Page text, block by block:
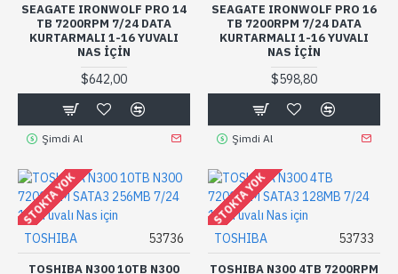
SEAGATE IRONWOLF PRO 14
TB 7200RPM 7/24 DATA
KURTARMALI 1-16 YUVALI
NAS IÇIN
$642,00
Şimdi Al
SEAGATE IRONWOLF PRO 16
TB 7200RPM 7/24 DATA
KURTARMALI 1-16 YUVALI
NAS IÇIN
$598,80
Şimdi Al
STOKTA YOK
TOSHIBA 53736
TOSHIBA N300 10TB N300
STOKTA YOK
TOSHIBA 53733
TOSHIBA N300 4TB 7200RPM